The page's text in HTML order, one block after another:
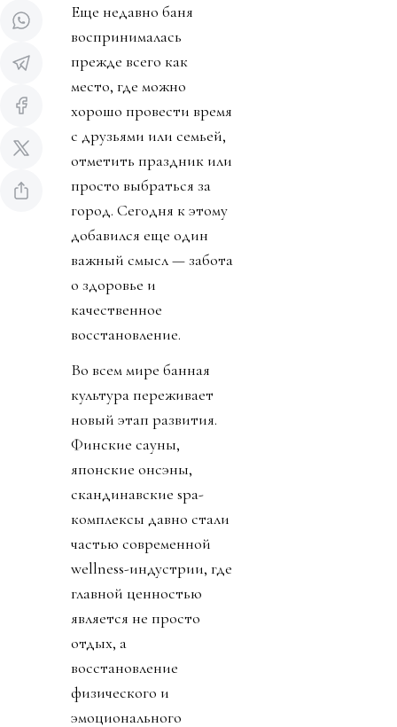
Еще недавно баня
воспринималась
прежде всего как
место, где можно
хорошо провести время
с друзьями или семьей,
отметить праздник или
просто выбраться за
город. Сегодня к этому
добавился еще один
важный смысл — забота
о здоровье и
качественное
восстановление.
Во всем мире банная
культура переживает
новый этап развития.
Финские сауны,
японские онсэны,
скандинавские spa-
комплексы давно стали
частью современной
wellness-индустрии, где
главной ценностью
является не просто
отдых, а
восстановление
физического и
эмоционального